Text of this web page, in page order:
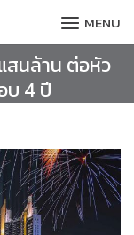
MENU
สนล้าน ต่อหัว
บ 4 ปี